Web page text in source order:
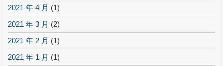
2021 年 4 月 (1)
2021 年 3 月 (2)
2021 年 2 月 (1)
2021 年 1 月 (1)